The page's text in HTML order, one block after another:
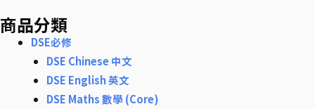
商品分類
DSE必修
DSE Chinese 中文
DSE English 英文
DSE Maths 數學 (Core)